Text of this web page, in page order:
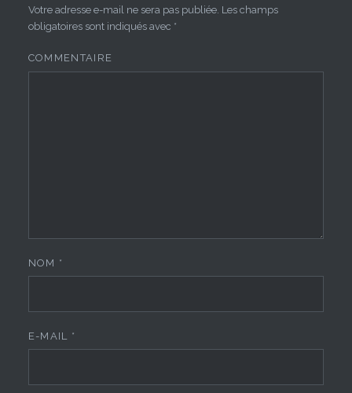
Votre adresse e-mail ne sera pas publiée. Les champs
obligatoires sont indiqués avec *
COMMENTAIRE
NOM *
E-MAIL *